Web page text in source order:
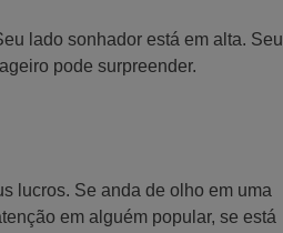
lado sonhador está em alta. Seu
pode surpreender.
lucros. Se anda de olho em uma
em alguém popular, se está